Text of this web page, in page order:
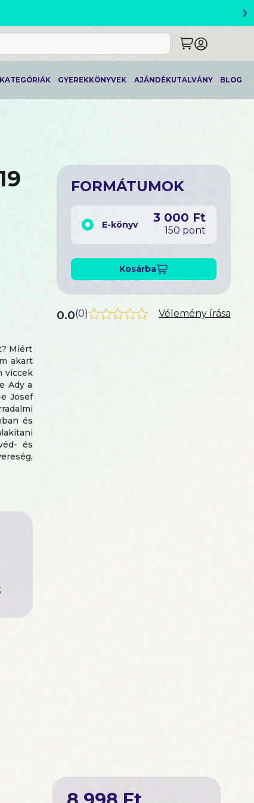
›
KATEGÓRIÁK GYEREKKÖNYVEK AJÁNDÉKUTALVÁNY BLOG
Miért
akart
viccek
Ady a
Josef
és
és
és
volt,
FORMÁTUMOK
E-könyv 3 000 Ft
150 pont
Kosárba
0.0(0) Vélemény írása